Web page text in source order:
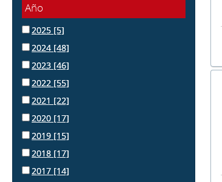
Año
2025 [5]
2024 [48]
2023 [46]
2022 [55]
2021 [22]
2020 [17]
2019 [15]
2018 [17]
2017 [14]